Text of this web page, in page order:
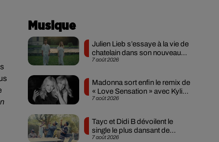
Musique
7 août 2026
Julien Lieb s’essaye à la vie de
chatelain dans son nouveau
clip
7 août 2026
Madonna sort enfin le remix de
« Love Sensation » avec Kylie
Minogue
7 août 2026
Tayc et Didi B dévoilent le
single le plus dansant de
l’année